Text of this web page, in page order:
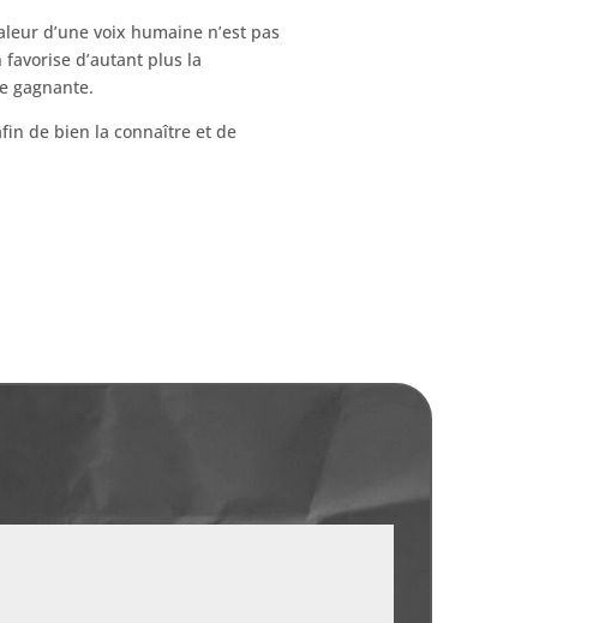
d’une voix humaine n’est pas
d’autant plus la
gagnante.
de bien la connaître et de